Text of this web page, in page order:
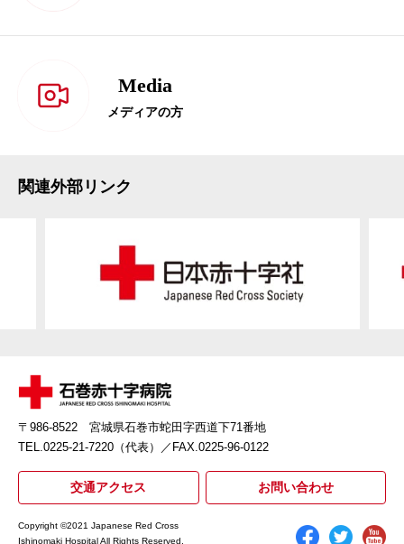
Media
メディアの方
関連外部リンク
〒986-8522 宮城県石巻市蛇田字西道下71番地
TEL.0225-21-7220（代表）
／FAX.0225-96-0122
交通アクセス お問い合わせ
Copyright ©2021 Japanese Red Cross
Ishinomaki Hospital All Rights Reserved.